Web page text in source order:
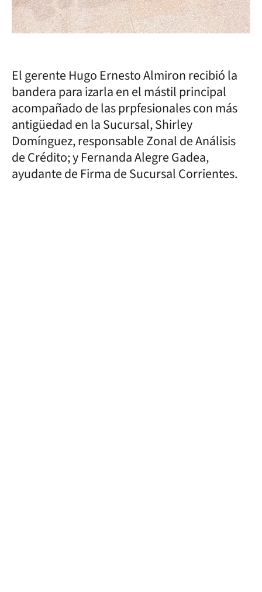
El gerente Hugo Ernesto Almiron recibió la
bandera para izarla en el mástil principal
acompañado de las prpfesionales con más
antigüedad en la Sucursal, Shirley
Domínguez, responsable Zonal de Análisis
de Crédito; y Fernanda Alegre Gadea,
ayudante de Firma de Sucursal Corrientes.